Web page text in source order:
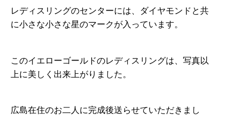
レディスリングのセンターには、
ダイヤモンドと共
に小さな小さな星のマークが入っています。
このイエローゴールドのレディスリングは、 写真以
上に美しく出来上がりました。
広島在住のお二人に完成後送らせていただきまし